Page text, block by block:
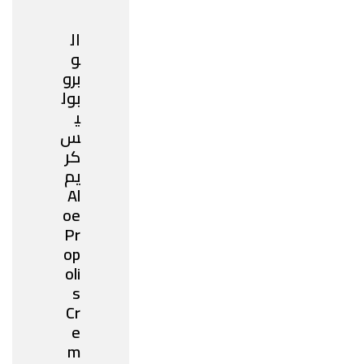
ال
و
برو
بول
ي
س
كر
يم
Al
oe
Pr
op
oli
s
Cr
e
m